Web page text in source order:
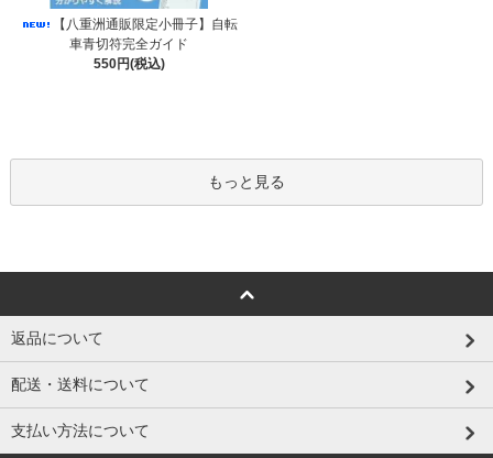
【八重洲通販限定小冊子】自転
車青切符完全ガイド
550円(税込)
もっと見る
返品について
配送・送料について
支払い方法について